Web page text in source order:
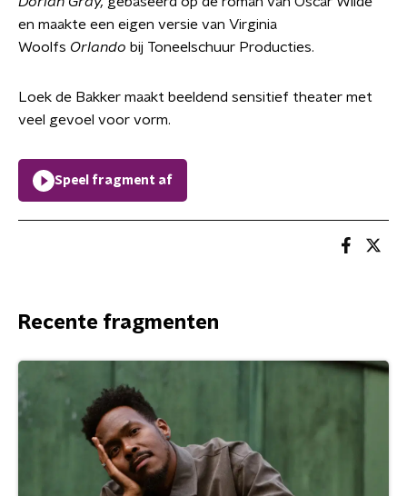
en maakte een eigen versie van Virginia
Woolfs Orlando bij Toneel­schuur Producties.
Loek de Bakker maakt beeldend sensitief theater met
veel gevoel voor vorm.
Speel fragment af
Recente fragmenten